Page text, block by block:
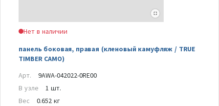
Нет в наличии
панель боковая, правая (кленовый камуфляж / TRUE
TIMBER CAMO)
Арт.
9AWA-042022-0RE00
В узле
1 шт.
Вес
0.652 кг